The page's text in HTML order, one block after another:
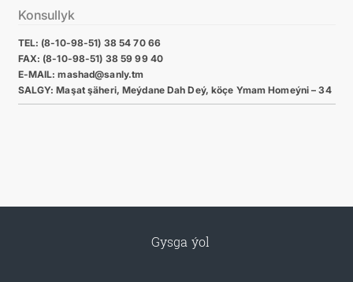
Konsullyk
TEL: (8-10-98-51) 38 54 70 66
FAX: (8-10-98-51) 38 59 99 40
E-MAIL: mashad@sanly.tm
SALGY: Maşat şäheri, Meýdane Dah Deý, köçe Ymam Homeýni – 34
Gysga ýol